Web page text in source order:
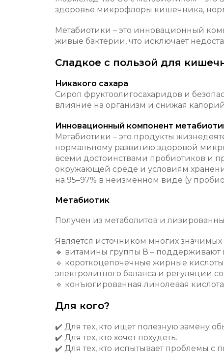
здоровье микрофлоры кишечника,
Метабиотики – это инновационный
живые бактерии, что исключает
Сладкое с пользой для
Никакого сахара
Сироп фруктоолигосахаридов и
влияние на организм и снижая
Инновационный компонент
Метабиотики – это продукты
нормальному развитию здоровой
всеми достоинствами пробиотиков и
окружающей среде и условиям
на 95–97% в неизменном виде (у
Метабиотик
Получен из метаболитов и
Является источником многих значимых
🔹 витамины группы В –
🔹 короткоцепочечные жирные
электролитного баланса и регуляции
🔹 конъюгированная линолевая
Для кого?
✔️ Для тех, кто ищет полезную замену
✔️ Для тех, кто хочет похудеть.
✔️ Для тех, кто испытывает проблемы с